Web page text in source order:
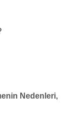
Nedenleri,